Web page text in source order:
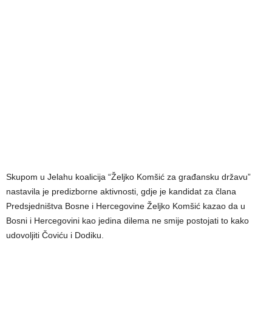
Skupom u Jelahu koalicija “Željko Komšić za građansku državu”
nastavila je predizborne aktivnosti, gdje je kandidat za člana
Predsjedništva Bosne i Hercegovine Željko Komšić kazao da u
Bosni i Hercegovini kao jedina dilema ne smije postojati to kako
udovoljiti Čoviću i Dodiku.